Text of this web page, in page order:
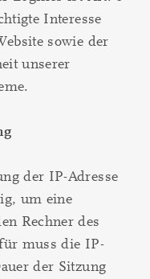
Interesse
sowie der
unserer
der IP-Adresse
um eine
Rechner des
muss die IP-
der Sitzung